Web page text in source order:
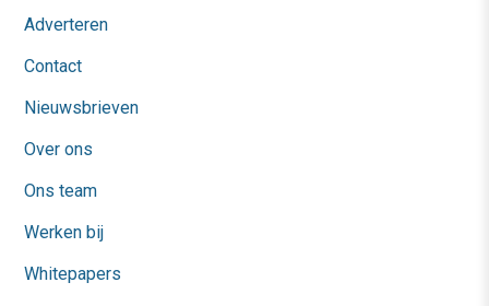
Adverteren
Contact
Nieuwsbrieven
Over ons
Ons team
Werken bij
Whitepapers